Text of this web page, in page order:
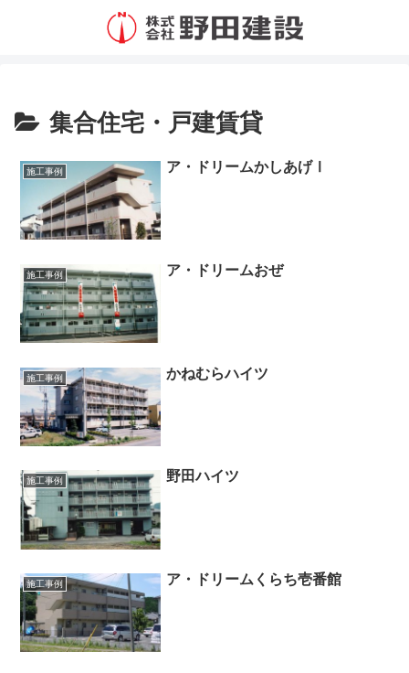
集合住宅・戸建賃貸
施工事例 ア・ドリームかしあげⅠ
施工事例 ア・ドリームおぜ
施工事例 かねむらハイツ
施工事例 野田ハイツ
施工事例 ア・ドリームくらち壱番館